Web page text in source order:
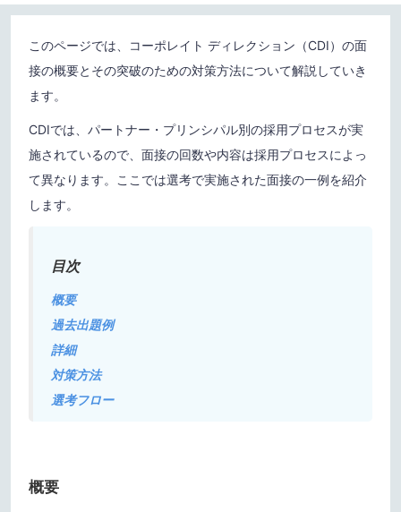
このページでは、コーポレイト ディレクション（CDI）の面
接の概要とその突破のための対策方法について解説していき
ます。
CDIでは、パートナー・プリンシパル別の採用プロセスが実
施されているので、面接の回数や内容は採用プロセスによっ
て異なります。ここでは選考で実施された面接の一例を紹介
します。
目次
概要
過去出題例
詳細
対策方法
選考フロー
概要